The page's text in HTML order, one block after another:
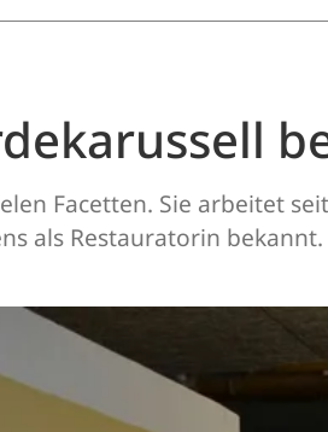
Facetten. Sie arbeitet
als Restauratorin bekannt.